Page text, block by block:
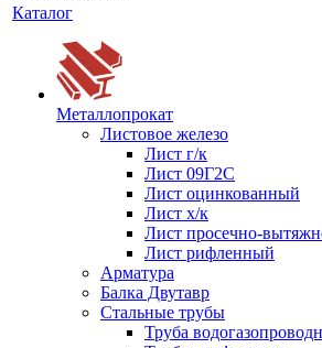
Каталог
Металлопрокат
Листовое железо
Лист г/к
Лист 09Г2С
Лист оцинкованный
Лист х/к
Лист просечно-
Лист рифленный
Арматура
Балка Двутавр
Стальные трубы
Труба